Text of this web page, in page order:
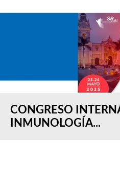
CONGRESO
INMUNOLOGÍA...